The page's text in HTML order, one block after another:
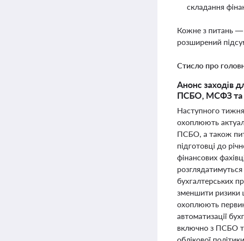
складання
Кожне з питань —
розширений
Стисло про
Анонс заходів
ПСБО, МСФЗ та
Наступного
охоплюють
ПСБО, а також
підготовці до
фінансових
бухгалтерських
зменшити ризики
охоплюють
автоматизації
включно з ПСБО